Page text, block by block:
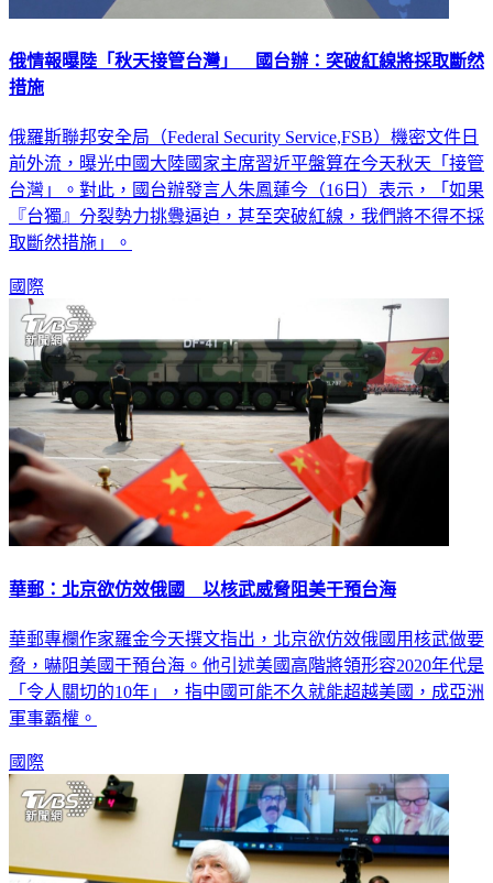
俄情報曝陸「秋天接管台灣」 國台辦：突破紅線將採取斷然
措施
俄羅斯聯邦安全局（Federal Security Service,FSB）機密文件日
前外流，曝光中國大陸國家主席習近平盤算在今天秋天「接管
台灣」。對此，國台辦發言人朱鳳蓮今（16日）表示，「如果
『台獨』分裂勢力挑釁逼迫，甚至突破紅線，我們將不得不採
取斷然措施」。
國際
華郵：北京欲仿效俄國 以核武威脅阻美干預台海
華郵專欄作家羅金今天撰文指出，北京欲仿效俄國用核武做要
脅，嚇阻美國干預台海。他引述美國高階將領形容2020年代是
「令人關切的10年」，指中國可能不久就能超越美國，成亞洲
軍事霸權。
國際